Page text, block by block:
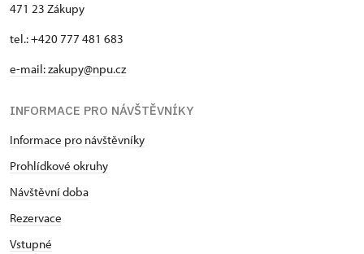
471 23 Zákupy
tel.: +420 777 481 683
e-mail: zakupy@npu.cz
INFORMACE PRO NÁVŠTĚVNÍKY
Informace pro návštěvníky
Prohlídkové okruhy
Návštěvní doba
Rezervace
Vstupné